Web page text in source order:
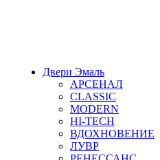
Двери Эмаль
АРСЕНАЛ
CLASSIC
MODERN
HI-TECH
ВДОХНОВЕНИЕ
ЛУВР